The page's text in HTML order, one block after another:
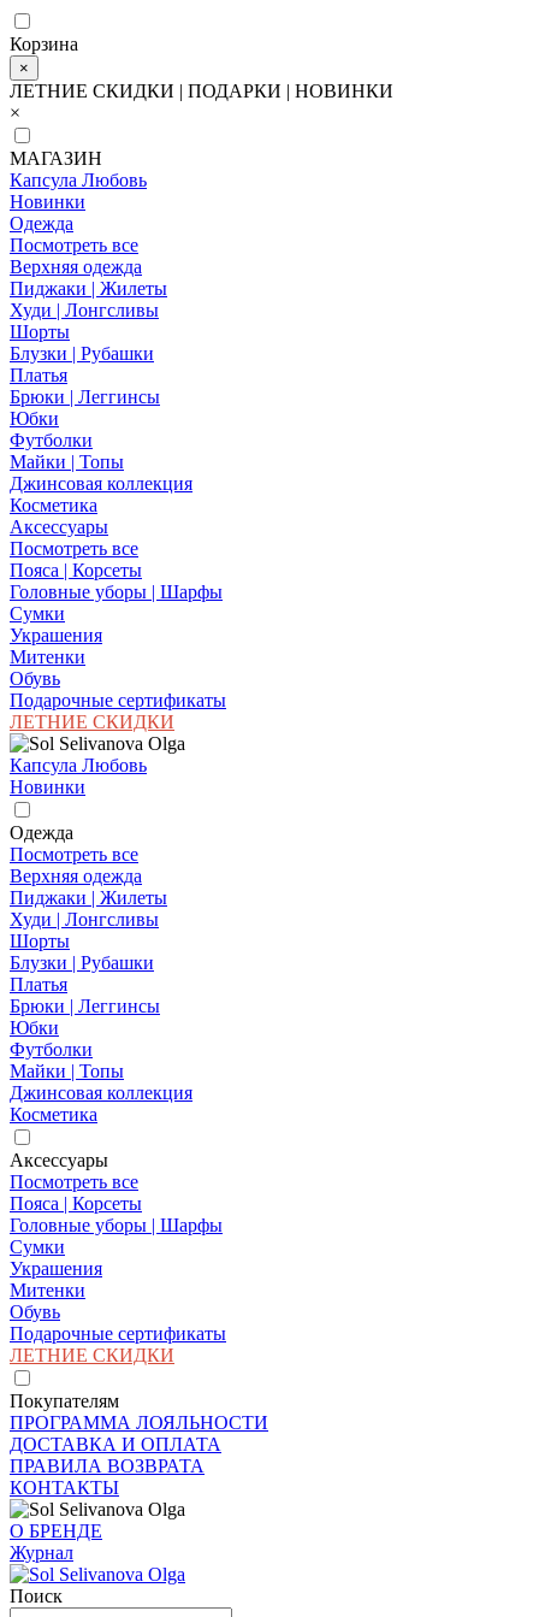
Корзина
×
ЛЕТНИЕ СКИДКИ | ПОДАРКИ | НОВИНКИ
×
МАГАЗИН
Капсула Любовь
Новинки
Одежда
Посмотреть все
Верхняя одежда
Пиджаки | Жилеты
Худи | Лонгсливы
Шорты
Блузки | Рубашки
Платья
Брюки | Леггинсы
Юбки
Футболки
Майки | Топы
Джинсовая коллекция
Косметика
Аксессуары
Посмотреть все
Пояса | Корсеты
Головные уборы | Шарфы
Сумки
Украшения
Митенки
Обувь
Подарочные сертификаты
ЛЕТНИЕ СКИДКИ
Капсула Любовь
Новинки
Одежда
Посмотреть все
Верхняя одежда
Пиджаки | Жилеты
Худи | Лонгсливы
Шорты
Блузки | Рубашки
Платья
Брюки | Леггинсы
Юбки
Футболки
Майки | Топы
Джинсовая коллекция
Косметика
Аксессуары
Посмотреть все
Пояса | Корсеты
Головные уборы | Шарфы
Сумки
Украшения
Митенки
Обувь
Подарочные сертификаты
ЛЕТНИЕ СКИДКИ
Покупателям
ПРОГРАММА ЛОЯЛЬНОСТИ
ДОСТАВКА И ОПЛАТА
ПРАВИЛА ВОЗВРАТА
КОНТАКТЫ
О БРЕНДЕ
Журнал
Поиск